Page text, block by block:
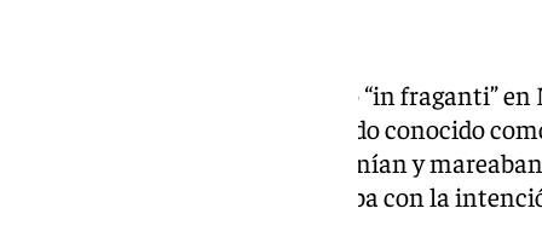
La Policía Nacional ha detenido “in fraganti”
por el método conocido
la víctima y mientras lo entretenían y
sexuales, una de ellas lo abrazaba con la